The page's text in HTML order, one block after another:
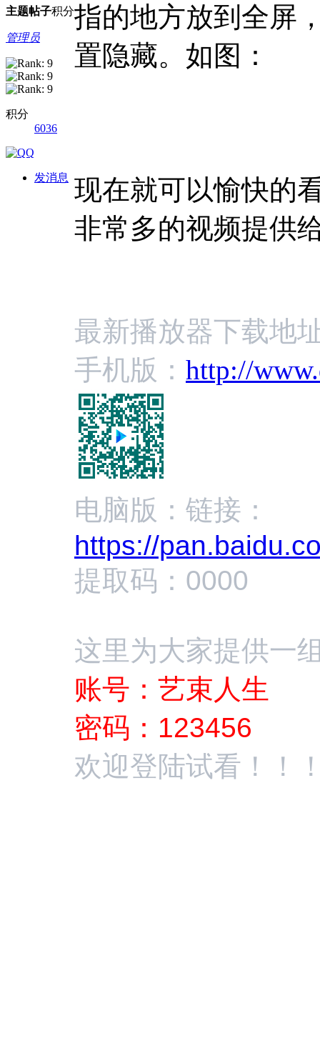
主题帖子积分
管理员
积分
6036
发消息
指的地方放到全屏
置隐藏。 如图：
现在就可以愉快的
非常多的视频提供
最新播放器下载地
手机版： http://
电脑版： 链接：
https://
提取码：0000
这里为大家提供一
账号：艺束人生
密码：123456
欢迎登陆试看！！